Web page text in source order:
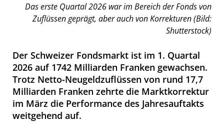
Das erste Quartal 2026 war im Bereich der Fonds von
Zuflüssen geprägt, aber auch von Korrekturen (Bild:
Shutterstock)
Der Schweizer Fondsmarkt ist im 1. Quartal
2026 auf 1742 Milliarden Franken gewachsen.
Trotz Netto-Neugeldzuflüssen von rund 17,7
Milliarden Franken zehrte die Marktkorrektur
im März die Performance des Jahresauftakts
weitgehend auf.